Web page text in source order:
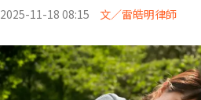
2025-11-18 08:15 文／雷皓明律師